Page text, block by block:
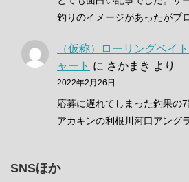
釣りのイメージがあったがプ
（仮称）ローリングベイ
ャート に さかまき より
2022年2月26日
応募に遅れてしまった釣果の
アカキンの利根川河口アング
SNSほか